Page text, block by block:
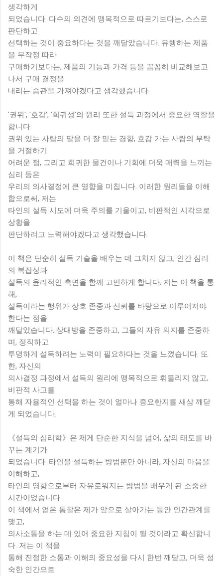
생각하게
되었습니다. 다수의 의견에 맹목적으로 따르기보다는, 스스로
판단하고
선택하는 것이 중요하다는 것을 깨달았습니다. 유행하는 제품
을 무작정 따라
구매하기보다는, 제품의 기능과 가격 등을 꼼꼼히 비교해보고
나서 구매 결정을
내리는 습관을 가져야겠다고 생각했습니다.
'권위', '호감', '희귀성'의 원리 또한 설득 과정에서 중요한 역할을
합니다.
권위 있는 사람의 말을 더 잘 믿는 경향, 호감 가는 사람의 부탁
을 거절하기
어려운 점, 그리고 희귀한 물건이나 기회에 더욱 매력을 느끼는
심리 등은
우리의 의사결정에 큰 영향을 미칩니다. 이러한 원리들을 이해
함으로써, 저는
타인의 설득 시도에 더욱 주의를 기울이고, 비판적인 시각으로
상황을
판단하려고 노력해야겠다고 생각했습니다.
이 책은 단순히 설득 기술을 배우는 데 그치지 않고, 인간 심리
의 복잡성과
설득의 윤리적인 측면을 함께 고민하게 합니다. 저는 이 책을 통
해,
설득이라는 행위가 상호 존중과 신뢰를 바탕으로 이루어져야
한다는 점을
깨달았습니다. 상대방을 존중하고, 그들의 자유 의지를 존중하
며, 정직하고
투명하게 설득하려는 노력이 필요하다는 것을 느꼈습니다. 또
한, 자신의
의사결정 과정에서 설득의 원리에 맹목적으로 휘둘리지 않고,
비판적 사고를
통해 자율적인 선택을 하는 것이 얼마나 중요한지를 새삼 깨닫
게 되었습니다.
《설득의 심리학》은 제게 단순한 지식을 넘어, 삶의 태도를 바
꾸는 계기가
되었습니다. 타인을 설득하는 방법뿐만 아니라, 자신의 마음을
이해하고,
타인의 영향으로부터 자유로워지는 방법을 배우게 된 소중한
시간이었습니다.
이 책에서 얻은 통찰은 제가 앞으로 살아가는 동안 인간관계를
맺고,
의사소통을 하는 데 있어 중요한 지침이 될 것이라고 확신합니
다. 저는 이 책을
통해 진정한 소통과 이해의 중요성을 다시 한번 깨닫고, 더욱 성
숙한 인간으로